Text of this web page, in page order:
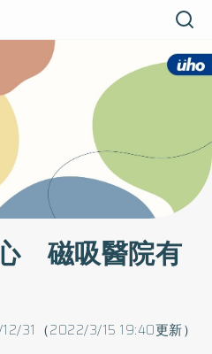
磁吸醫院有
31（2022/3/15 19:40更新）